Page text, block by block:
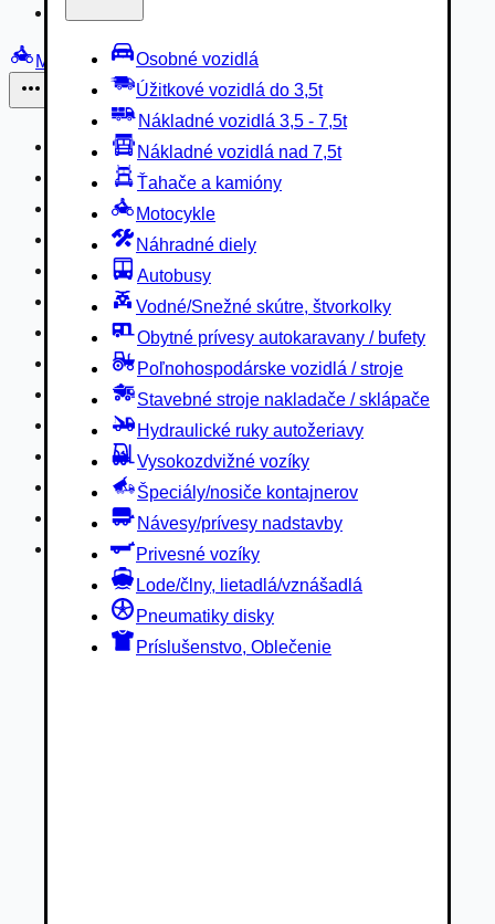
Osobné vozidlá
Úžitkové vozidlá do 3,5t
Nákladné vozidlá 3,5 - 7,5t
Nákladné vozidlá nad 7,5t
Ťahače a kamióny
Motocykle
Náhradné diely
Autobusy
Vodné/Snežné skútre, štvorkolky
Obytné prívesy autokaravany / bufety
Poľnohospodárske vozidlá / stroje
Stavebné stroje nakladače / sklápače
Hydraulické ruky autožeriavy
Vysokozdvižné vozíky
Špeciály/nosiče kontajnerov
Návesy/prívesy nadstavby
Privesné vozíky
Lode/člny, lietadlá/vznášadlá
Pneumatiky disky
Príslušenstvo, Oblečenie
Motocykle
Náhradné diely
Autobusy
Vodné/Snežné skútre, štvorkolky
Obytné prívesy autokaravany / bufety
Poľnohospodárske vozidlá / stroje
Stavebné stroje nakladače / sklápače
Hydraulické ruky autožeriavy
Vysokozdvižné vozíky
Špeciály/nosiče kontajnerov
Návesy/prívesy nadstavby
Privesné vozíky
Lode/člny, lietadlá/vznášadlá
Pneumatiky disky
Príslušenstvo, Oblečenie